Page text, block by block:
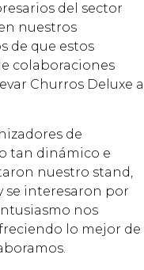
del sector
nuestros
de que estos
colaboraciones
Churros Deluxe a
de
tan dinámico e
nuestro stand,
se interesaron por
nos
lo mejor de